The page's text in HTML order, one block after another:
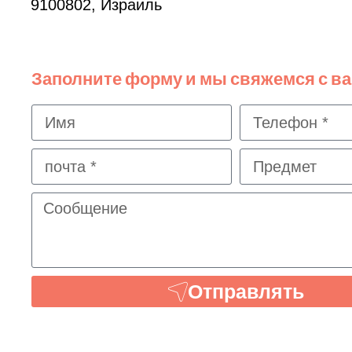
9100802, Израиль
Заполните форму и мы свяжемся с
Отправлять